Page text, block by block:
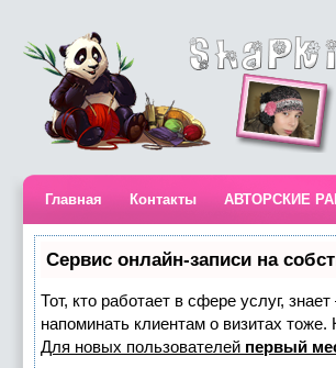
Главная Контакты АВТОРСКИЕ
Сервис онлайн-записи на
Тот, кто работает в сфере услуг,
напоминать клиентам о визитах
Для новых пользователей первый